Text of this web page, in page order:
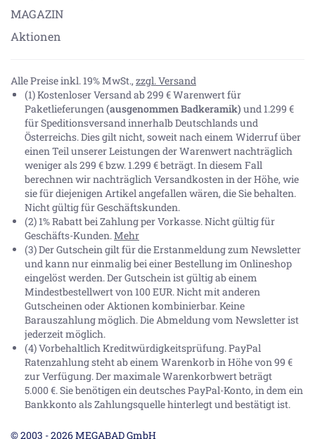
MAGAZIN
Aktionen
Alle Preise inkl. 19% MwSt., zzgl. Versand
(1) Kostenloser Versand ab 299 € Warenwert für
Paketlieferungen(ausgenommen Badkeramik) und 1.299 €
für Speditionsversand innerhalb Deutschlands und
Österreichs. Dies gilt nicht, soweit nach einem Widerruf über
einen Teil unserer Leistungen der Warenwert nachträglich
weniger als 299 € bzw. 1.299 € beträgt. In diesem Fall
berechnen wir nachträglich Versandkosten in der Höhe, wie
sie für diejenigen Artikel angefallen wären, die Sie behalten.
Nicht gültig für Geschäftskunden.
(2) 1% Rabatt bei Zahlung per Vorkasse. Nicht gültig für
Geschäfts-Kunden.Mehr
(3) Der Gutschein gilt für die Erstanmeldung zum Newsletter
und kann nur einmalig bei einer Bestellung im Onlineshop
eingelöst werden. Der Gutschein ist gültig ab einem
Mindestbestellwert von 100 EUR. Nicht mit anderen
Gutscheinen oder Aktionen kombinierbar. Keine
Barauszahlung möglich. Die Abmeldung vom Newsletter ist
jederzeit möglich.
(4) Vorbehaltlich Kreditwürdigkeitsprüfung. PayPal
Ratenzahlung steht ab einem Warenkorb in Höhe von99 €
zur Verfügung. Der maximale Warenkorbwert beträgt
5.000 €. Sie benötigen ein deutsches PayPal-Konto, in dem ein
Bankkonto als Zahlungsquelle hinterlegt und bestätigt ist.
© 2003 - 2026 MEGABAD GmbH